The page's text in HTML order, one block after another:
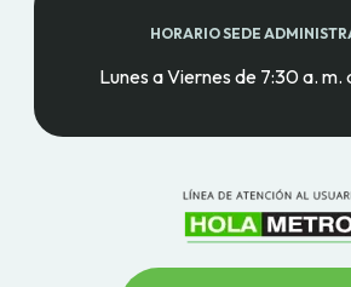
HORARIO SEDE
Lunes a Viernes de 7:30 a. m.